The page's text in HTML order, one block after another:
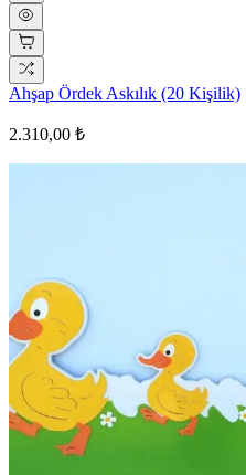
Ahşap Ördek Askılık (20 Kişilik)
2.310,00 ₺